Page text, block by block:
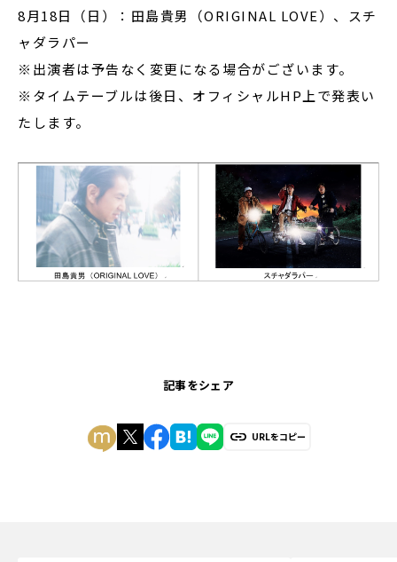
8月18日（日）：田島貴男（ORIGINAL LOVE）、スチ
ャダラパー
※出演者は予告なく変更になる場合がございます。
※タイムテーブルは後日、オフィシャルHP上で発表い
たします。
記事をシェア
URLをコピー